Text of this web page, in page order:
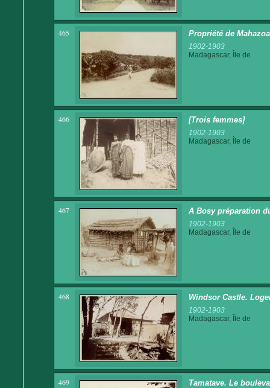
465 Propriété de
1902-1903
Madagascar, Île de
466 [Trois femmes]
1902-1903
Madagascar, Île de
467 A Bosy préparation
1902-1903
Madagascar, Île de
468 Windsor Castle.
1902-1903
Madagascar, Île de
469 Tamatave. Le